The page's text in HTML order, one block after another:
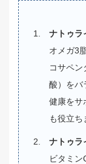
ナトゥラ
オメガ3
コサペン
酸）をバ
健康をサ
も役立ち
ナトゥラ
ビタミ